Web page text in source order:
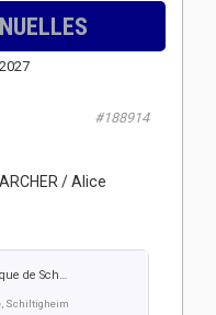
#188914
/ Alice
Schiltigheim
Schiltigheim